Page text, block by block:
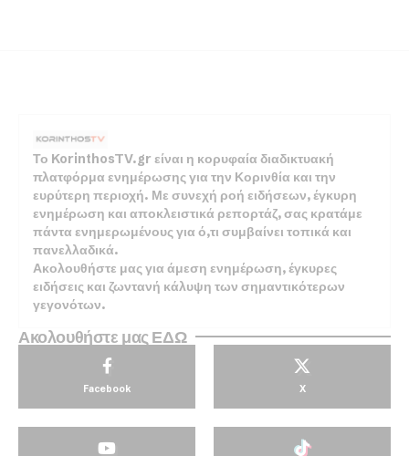
Το KorinthosTV.gr είναι η κορυφαία διαδικτυακή
πλατφόρμα ενημέρωσης για την Κορινθία και την
ευρύτερη περιοχή. Με συνεχή ροή ειδήσεων, έγκυρη
ενημέρωση και αποκλειστικά ρεπορτάζ, σας κρατάμε
πάντα ενημερωμένους για ό,τι συμβαίνει τοπικά και
πανελλαδικά.
Ακολουθήστε μας για άμεση ενημέρωση, έγκυρες
ειδήσεις και ζωντανή κάλυψη των σημαντικότερων
γεγονότων.
Ακολουθήστε μας ΕΔΩ
Facebook X